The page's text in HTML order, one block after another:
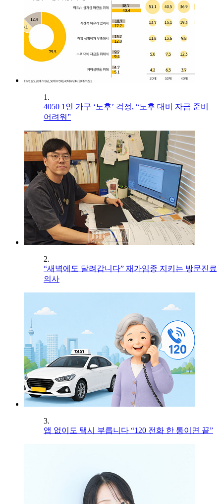
1.
4050 1인 가구 ‘노후’ 걱정, “노후 대비 자금 준비
어려워”
2.
“새벽에도 달려갑니다” 재가임종 지키는 방문진료
의사
3.
앱 없이도 택시 부릅니다 “120 전화 한 통이면 끝”